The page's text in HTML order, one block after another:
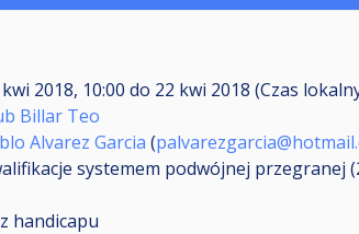
2018, 10:00 do 22 kwi 2018 (Czas
Billar Teo
Alvarez Garcia (
systemem podwójnej przegranej
handicapu